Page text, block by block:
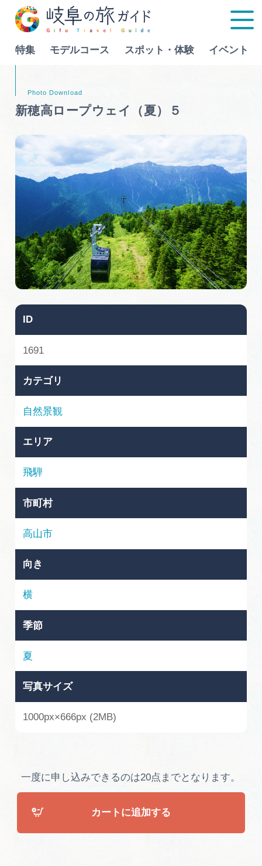
特集 モデルコース スポット・体験 イベント
特集
モデルコース
スポット・体験
イベント
グルメ
旅の予約
インフォメーション
ぎふ旅レポーター記事
早わかり岐阜
買い物・お土産
体験予約サイト「ＶＩＳＩＴ岐阜県」
岐阜県アウトドア観光キャンペーン
岐阜県まるごと観光エリアガイド
岐阜県観光データベース
旅行会社・観光事業者の皆様へ
運営組織
広告掲載
サイトポリシー
Language
行きたいリストを見る
新穂高ロープウェイ（夏）５
ID
1691
カテゴリ
自然景観
エリア
飛騨
市町村
高山市
向き
横
季節
夏
写真サイズ
1000px×666px (2MB)
一度に申し込みできるのは20点までとなります。
カートに追加する